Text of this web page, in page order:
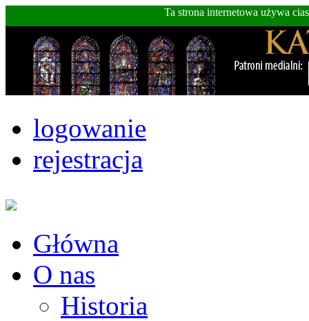
Ta strona internetowa używa
logowanie
rejestracja
Główna
O nas
Historia